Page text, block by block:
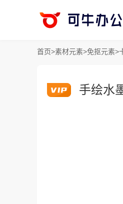
首页>素材元素>免抠元素>
手绘水